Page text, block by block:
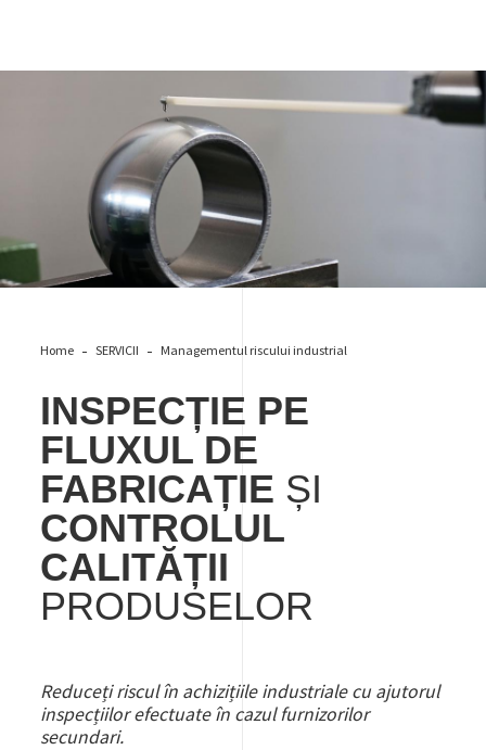
Home SERVICII Managementul riscului industrial
INSPECȚIE PE
FLUXUL DE
FABRICAȚIE ȘI
CONTROLUL
CALITĂȚII
PRODUSELOR
Reduceți riscul în achizițiile industriale cu ajutorul
inspecțiilor efectuate în cazul furnizorilor
secundari.